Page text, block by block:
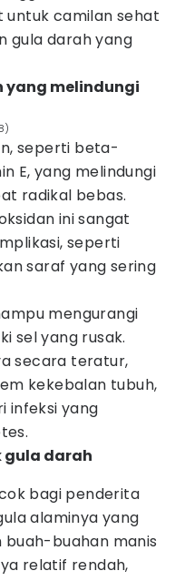
untuk camilan sehat
gula darah yang
yang melindungi
seperti beta-
E, yang melindungi
radikal bebas.
ini sangat
seperti
saraf yang sering
mengurangi
sel yang rusak.
secara teratur,
kekebalan tubuh,
infeksi yang
gula darah
bagi penderita
alaminya yang
buah-buahan manis
relatif rendah,